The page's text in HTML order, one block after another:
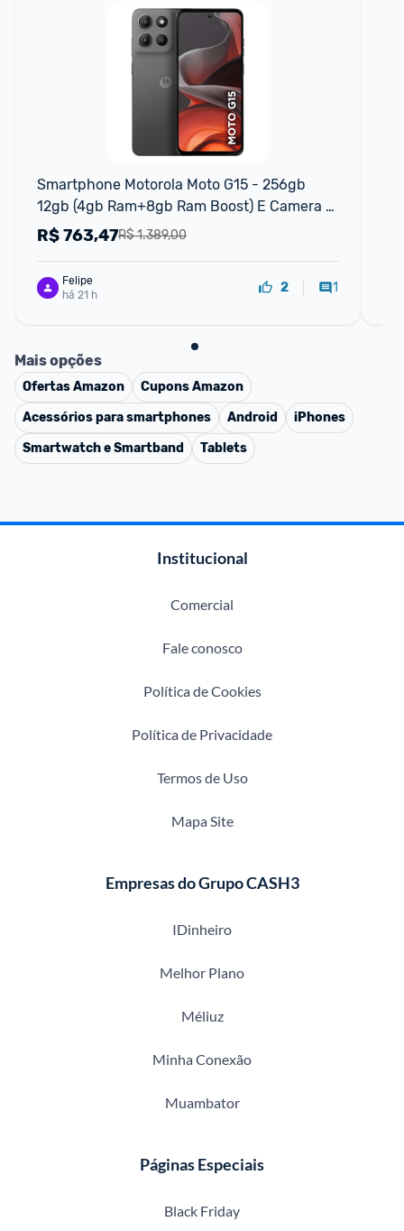
Smartphone Motorola Moto G15 - 256gb
12gb (4gb Ram+8gb Ram Boost) E Camera
50mp Com Ai E Night Vision Bateria De 5200
R$ 1.389,00
R$763,47
Felipe
há 21 h
2 1
Mais opções
OfertasAmazon CuponsAmazon
Acessórios para smartphones
Android
iPhones
Smartwatch e Smartband
Tablets
Institucional
Comercial
Fale conosco
Política de Cookies
Política de Privacidade
Termos de Uso
Mapa Site
Empresas do Grupo CASH3
IDinheiro
Melhor Plano
Méliuz
Minha Conexão
Muambator
Páginas Especiais
Black Friday